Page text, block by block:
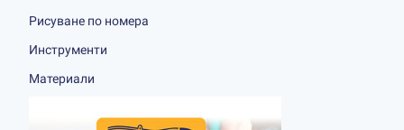
Рисуване по номера
Инструменти
Материали